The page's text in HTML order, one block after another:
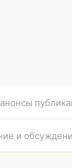
и